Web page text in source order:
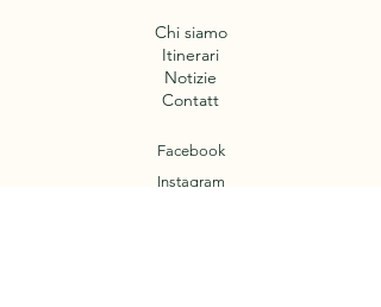
Chi siamo
Itinerari
Notizie
Contatt
Facebook
Instagram